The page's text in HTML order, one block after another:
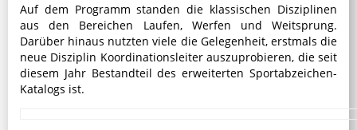
Auf dem Programm standen die klassischen Disziplinen
aus den Bereichen Laufen, Werfen und Weitsprung.
Darüber hinaus nutzten viele die Gelegenheit, erstmals die
neue Disziplin Koordinationsleiter auszuprobieren, die seit
diesem Jahr Bestandteil des erweiterten Sportabzeichen-
Katalogs ist.